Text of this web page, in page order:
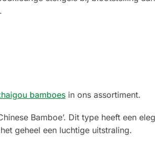
bamboesin ons assortiment.
Bamboe’. Dit type heeft een
geheel een luchtige uitstraling.